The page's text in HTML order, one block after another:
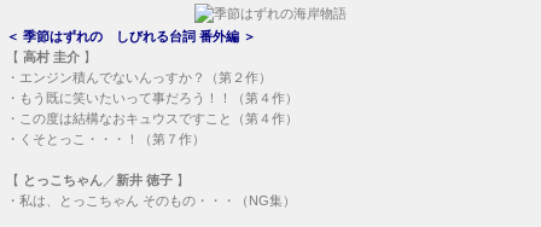
＜ 季節はずれの しびれる台詞 番外編 ＞
【 高村 圭介 】
・ エンジン積んでないんっすか？（第２作）
・ もう既に笑いたいって事だろう！！（第４作）
・ この度は結構なおキュウスですこと（第４作）
・ くそとっこ・・・！（第７作）
【 とっこちゃん／新井 徳子 】
・ 私は、とっこちゃん そのもの・・・（NG集）